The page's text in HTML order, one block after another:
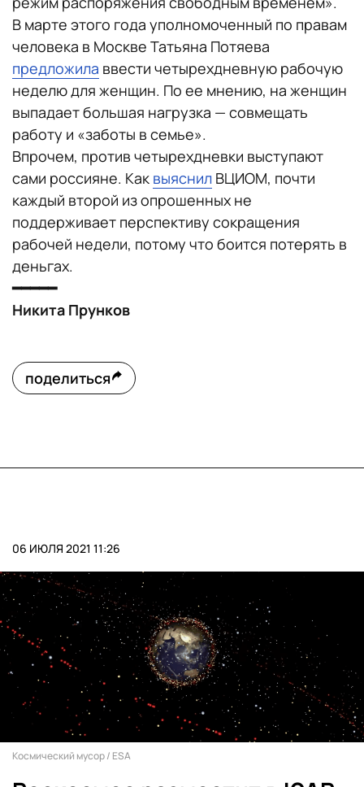
В марте этого года уполномоченный по правам
человека в Москве Татьяна Потяева
предложила ввести четырехдневную рабочую
неделю для женщин. По ее мнению, на женщин
выпадает большая нагрузка — совмещать
работу и «заботы в семье».
Впрочем, против четырехдневки выступают
сами россияне. Как выяснил ВЦИОМ, почти
каждый второй из опрошенных не
поддерживает перспективу сокращения
рабочей недели, потому что боится потерять в
деньгах.
━━━━━
Никита Прунков
поделиться
06 ИЮЛЯ 2021 11:26
Космический мусор / ESA